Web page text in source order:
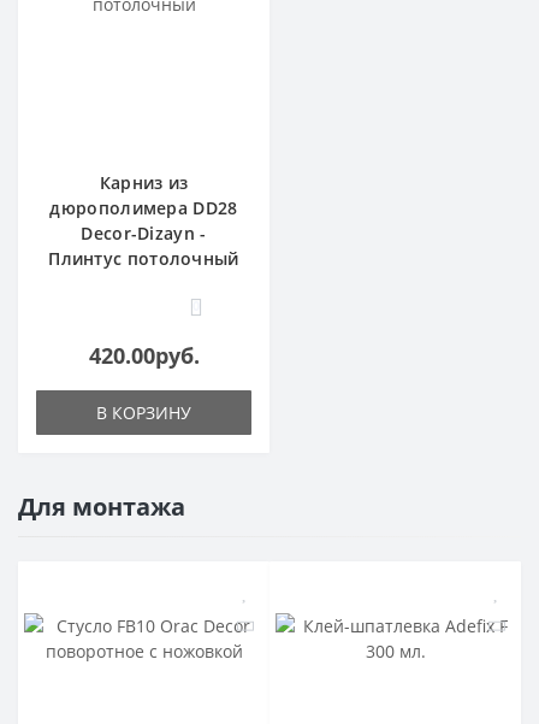
Карниз из
дюрополимера DD28
Decor-Dizayn -
Плинтус потолочный
0
420.00руб.
В КОРЗИНУ
Для монтажа